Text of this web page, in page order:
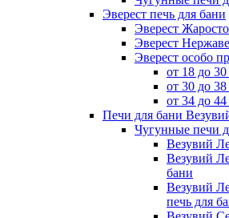
Эверест печь для бани
Эверест
Эверест
Эверест особо
от 18 до
от 30 до
от 34 до
Печи для бани
Чугунные печи
Везувий
Везувий
бани
Везувий
печь для